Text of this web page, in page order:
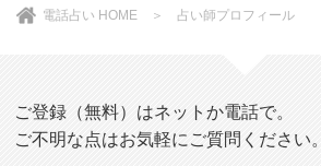
電話占い HOME ＞ 占い師プロフィール
ご登録（無料）はネットか電話で。
ご不明な点はお気軽にご質問ください。